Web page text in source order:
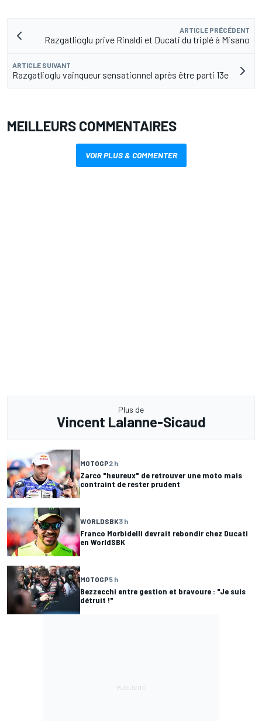
ARTICLE PRÉCÉDENT
Razgatlioglu prive Rinaldi et Ducati du triplé à Misano
ARTICLE SUIVANT
Razgatlioglu vainqueur sensationnel après être parti 13e
MEILLEURS COMMENTAIRES
VOIR PLUS & COMMENTER
Plus de
Vincent Lalanne-Sicaud
MOTOGP2 h
Zarco "heureux" de retrouver une moto mais
contraint de rester prudent
WORLDSBK3 h
Franco Morbidelli devrait rebondir chez Ducati
en WorldSBK
MOTOGP5 h
Bezzecchi entre gestion et bravoure : "Je suis
détruit !"